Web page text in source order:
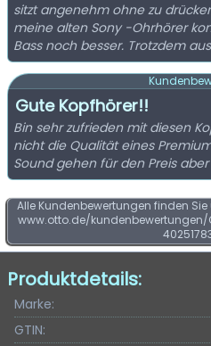
sitzt angenehm ohne zu
meine alten Sony -Ohrhörer
Bass noch besser. Trotzdem
Gute Kopfhörer!!
Bin sehr zufrieden mit diesen
nicht die Qualität eines
Sound gehen für den Preis
Alle Kundenbewertungen finden
www.otto.de/
Produktdetails:
Marke:
GTIN: